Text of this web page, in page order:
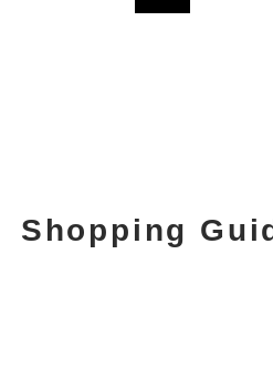
Shopping